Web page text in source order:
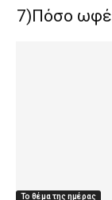
7)Πόσο
Το θέμα της ημέρας